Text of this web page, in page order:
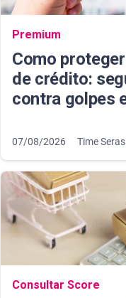
Navegação do blog
Premium
Como
de crédito:
contra golpes
07/08/2026 Time
Navegação do blog
Consultar Score